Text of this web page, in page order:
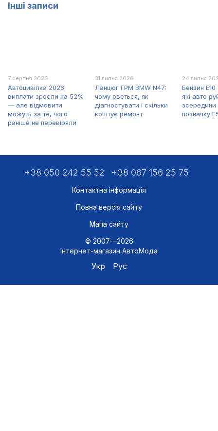
Інші записи
7 серпня 2026
Автоцивілка 2026:
виплати зросли на 52%
— але відмовити
можуть за те, чого
раніше не перевіряли
31 липня 2026
Ланцюг ГРМ BMW N47:
чому рветься, як
діагностувати і скільки
коштує ремонт
24 липня
Бензин
які авто
зсередини
позначку
+38 050 242 55 52 +38 067 156 25 75
Контактна інформація
Повна версія сайту
Мапа сайту
© 2007—2026
Інтернет-магазин АвтоМода
Укр Рус